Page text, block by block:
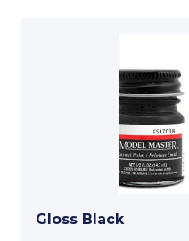
Gloss Black